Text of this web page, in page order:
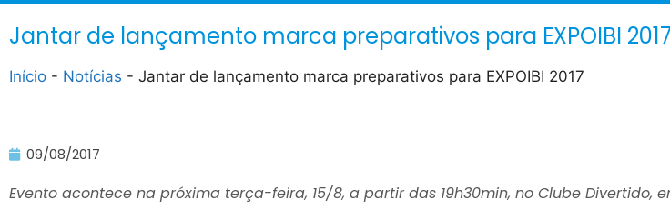
Jantar de lançamento marca preparativos para EXPOIBI 2017
Início - Notícias - Jantar de lançamento marca preparativos para EXPOIBI 2017
09/08/2017
Evento acontece na próxima terça-feira, 15/8, a partir das 19h30min, no Clube Divertido,